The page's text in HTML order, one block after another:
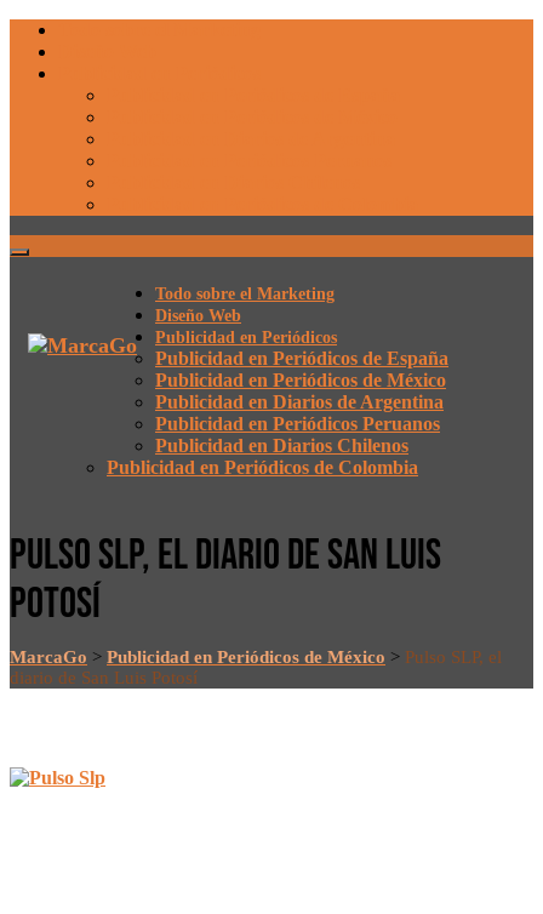
Todo sobre el Marketing
Diseño Web
Publicidad en Periódicos
Publicidad en Periódicos de España
Publicidad en Periódicos de México
Publicidad en Diarios de Argentina
Publicidad en Periódicos Peruanos
Publicidad en Diarios Chilenos
Publicidad en Periódicos de Colombia
PULSO SLP, EL DIARIO DE SAN LUIS
POTOSÍ
MarcaGo > Publicidad en Periódicos de México > Pulso SLP, el
diario de San Luis Potosí